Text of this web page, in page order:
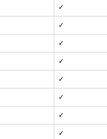
✓
✓
✓
✓
✓
✓
✓
✓